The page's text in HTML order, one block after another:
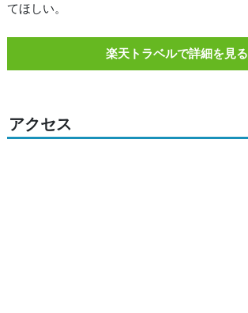
てほしい。
楽天トラベルで詳細を見る
アクセス